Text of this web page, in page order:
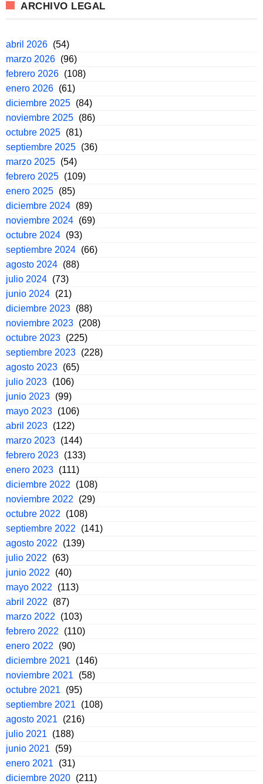
ARCHIVO LEGAL
abril 2026 (54)
marzo 2026 (96)
febrero 2026 (108)
enero 2026 (61)
diciembre 2025 (84)
noviembre 2025 (86)
octubre 2025 (81)
septiembre 2025 (36)
marzo 2025 (54)
febrero 2025 (109)
enero 2025 (85)
diciembre 2024 (89)
noviembre 2024 (69)
octubre 2024 (93)
septiembre 2024 (66)
agosto 2024 (88)
julio 2024 (73)
junio 2024 (21)
diciembre 2023 (88)
noviembre 2023 (208)
octubre 2023 (225)
septiembre 2023 (228)
agosto 2023 (65)
julio 2023 (106)
junio 2023 (99)
mayo 2023 (106)
abril 2023 (122)
marzo 2023 (144)
febrero 2023 (133)
enero 2023 (111)
diciembre 2022
(108)
noviembre 2022
(29)
octubre 2022
(108)
septiembre 2022
(141)
agosto 2022
(139)
julio 2022
(63)
junio 2022
(40)
mayo 2022
(113)
abril 2022
(87)
marzo 2022
(103)
febrero 2022
(110)
enero 2022
(90)
diciembre 2021
(146)
noviembre 2021
(58)
octubre 2021
(95)
septiembre 2021
(108)
agosto 2021
(216)
julio 2021
(188)
junio 2021
(59)
enero 2021
(31)
diciembre 2020 (211)